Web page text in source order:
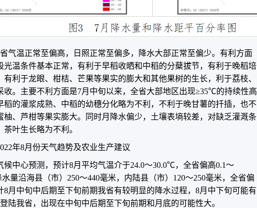
温正常至偏高，日照正常至偏多，降水大部正常至偏少。有利方面
光温条件基本正常，有利于早稻收晒和中稻的分蘖拔节，有利于晚稻培
有利于龙眼、柑桔、芒果等果实的膨大和其他果树的生长，利于荔枝、
收。主要不利方面是7月中旬以来，全省大部地区出现≥35℃的持续性高
稻的灌浆成熟、中稻的幼穗分化略为不利，不利于晚甘薯的扦插，也不
柚、芦柑等果实膨大。同时月降水偏少，土壤表墒较差，对缺乏灌溉条
叶生长略为不利。
年8月份天气趋势及农业生产建议
心预测，预计8月平均气温介于24.0～30.0℃，全省偏高0.1～
量沿海县（市）250～440毫米，内陆县（市）120～250毫米，全省偏
8月中旬中后期至下旬前期我省有较明显的降水过程，8月中下旬可能有
陆我省，出现在中旬中后期至下旬前期和月底的可能性大。